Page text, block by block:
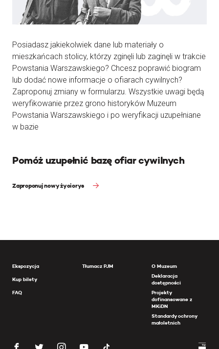
Posiadasz jakiekolwiek dane lub materiały o
mieszkańcach stolicy, którzy zginęli lub zaginęli w trakcie
Powstania Warszawskiego? Chcesz poprawić biogram
lub dodać nowe informacje o ofiarach cywilnych?
Zaproponuj zmiany w formularzu. Wszystkie uwagi będą
weryfikowanie przez grono historyków Muzeum
Powstania Warszawskiego i po weryfikacji uzupełniane
w bazie
Pomóż uzupełnić bazę ofiar cywilnych
Zaproponuj nowy życiorys
Ekspozycja
Kup bilety
FAQ
Tłumacz PJM
O Muzeum
Deklaracja
dostępności
Projekty
dofinansowane z
MKiDN
Standardy ochrony
małoletnich